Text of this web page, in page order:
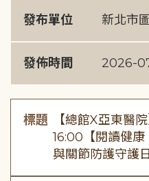
發布單位 新北市
發佈時間 2026-
標題
【總館X亞東醫
16:00【閱讀健
與關節防護守護